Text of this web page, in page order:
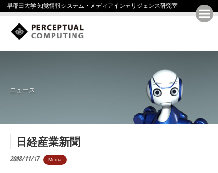
早稲田大学 知覚情報システム・メディアインテリジェンス研究室
ニュース
日経産業新聞
2008/11/17 Media